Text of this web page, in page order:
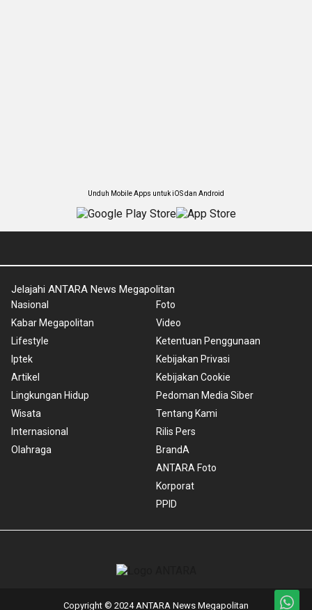
Unduh Mobile Apps untuk iOS dan Android
Jelajahi ANTARA News Megapolitan
Nasional
Kabar Megapolitan
Lifestyle
Iptek
Artikel
Lingkungan Hidup
Wisata
Internasional
Olahraga
Foto
Video
Ketentuan Penggunaan
Kebijakan Privasi
Kebijakan Cookie
Pedoman Media Siber
Tentang Kami
Rilis Pers
BrandA
ANTARA Foto
Korporat
PPID
Copyright © 2024 ANTARA News Megapolitan